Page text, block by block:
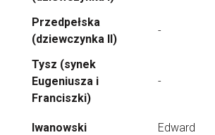
Przedpełska
(dziewczynka II)
-
Tysz (synek
Eugeniusza i
Franciszki)
-
Iwanowski Edward